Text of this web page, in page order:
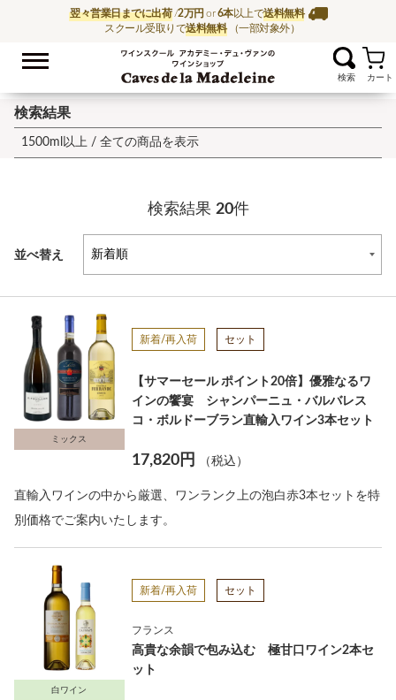
翌々営業日までに出荷/2万円 or6本以上で送料無料
スクール受取りで送料無料 （一部対象外）
ワイン通販ならワイ
お気に入
検索結果
1500ml以上 / 全ての商品を表示
検索結果 20件
並べ替え
ミックス
新着/再入荷 セット
【サマーセール ポイント20倍】優雅なるワ
インの饗宴 シャンパーニュ・バルバレス
コ・ボルドーブラン直輸入ワイン3本セット
17,820円 （税込）
直輸入ワインの中から厳選、ワンランク上の泡白赤3本セットを特
別価格でご案内いたします。
白ワイン
新着/再入荷 セット
フランス
高貴な余韻で包み込む 極甘口ワイン2本セ
ット